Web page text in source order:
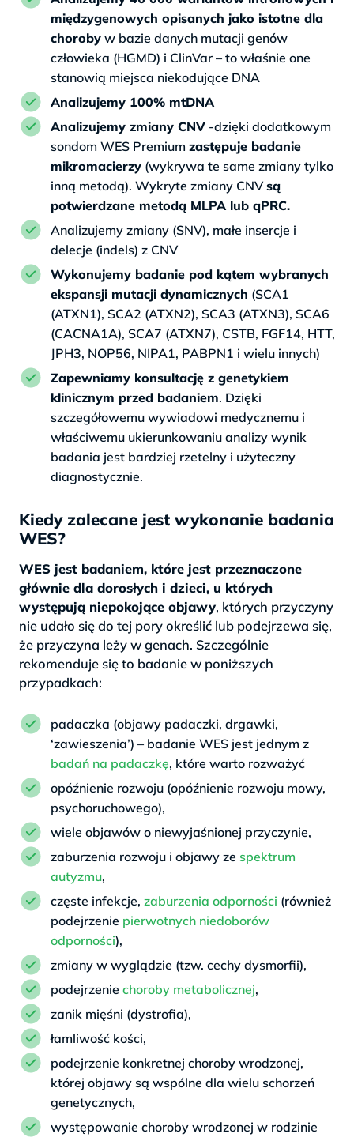
międzygenowych opisanych jako istotne dla
choroby w bazie danych mutacji genów
człowieka (HGMD) i ClinVar – to właśnie one
stanowią miejsca niekodujące DNA
Analizujemy 100% mtDNA
Analizujemy zmiany CNV -dzięki dodatkowym
sondom WES Premium zastępuje badanie
mikromacierzy (wykrywa te same zmiany tylko
inną metodą). Wykryte zmiany CNV są
potwierdzane metodą MLPA lub qPRC.
Analizujemy zmiany (SNV), małe insercje i
delecje (indels) z CNV
Wykonujemy badanie pod kątem wybranych
ekspansji mutacji dynamicznych (SCA1
(ATXN1), SCA2 (ATXN2), SCA3 (ATXN3), SCA6
(CACNA1A), SCA7 (ATXN7), CSTB, FGF14, HTT,
JPH3, NOP56, NIPA1, PABPN1 i wielu innych)
Zapewniamy konsultację z genetykiem
klinicznym przed badaniem. Dzięki
szczegółowemu wywiadowi medycznemu i
właściwemu ukierunkowaniu analizy wynik
badania jest bardziej rzetelny i użyteczny
diagnostycznie.
Kiedy zalecane jest wykonanie badania
WES?
WES jest badaniem, które jest przeznaczone
głównie dla dorosłych i dzieci, u których
występują niepokojące objawy, których przyczyny
nie udało się do tej pory określić lub podejrzewa się,
że przyczyna leży w genach. Szczególnie
rekomenduje się to badanie w poniższych
przypadkach:
padaczka (objawy padaczki, drgawki,
‘zawieszenia’) – badanie WES jest jednym z
badań na padaczkę, które warto rozważyć
opóźnienie rozwoju (opóźnienie rozwoju mowy,
psychoruchowego),
wiele objawów o niewyjaśnionej przyczynie,
zaburzenia rozwoju i objawy ze spektrum
autyzmu,
częste infekcje, zaburzenia odporności (również
podejrzenie pierwotnych niedoborów
odporności),
zmiany w wyglądzie (tzw. cechy dysmorfii),
podejrzenie choroby metabolicznej,
zanik mięśni (dystrofia),
łamliwość kości,
podejrzenie konkretnej choroby wrodzonej,
której objawy są wspólne dla wielu schorzeń
genetycznych,
występowanie choroby wrodzonej w rodzinie